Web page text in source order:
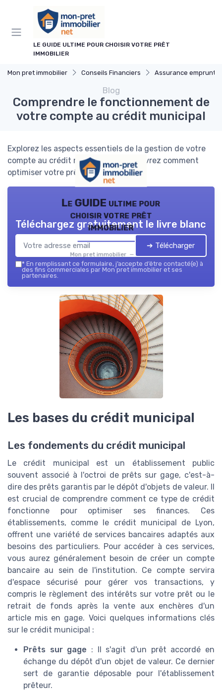
LE GUIDE ULTIME POUR CHOISIR VOTRE PRÊT
IMMOBILIER
Mon pret immobilier Conseils Financiers Assurance
Blog
Comprendre le fonctionnement de
votre compte au crédit municipal
Explorez les aspects essentiels de la gestion de votre
compte au crédit municipal et découvrez comment
optimiser votre prêt hypothécaire.
Le GUIDE ultime pour
choisir votre prêt
immobilier
Mon pret immobilier — 2026
Téléchargez gratuitement le livre blanc
➔ Télécharger
* En remplissant ce formulaire, j’accepte d’être contacté(e) à
des fins commerciales par Mon pret immobilier et ses
partenaires.
Les bases du crédit municipal
Les fondements du crédit municipal
Le crédit municipal est un établissement public
souvent associé à l'octroi de prêts sur gage, c'est-à-
dire des prêts garantis par le dépôt d'objets de valeur. Il
est crucial de comprendre comment ce type de crédit
fonctionne pour optimiser ses finances. Ces
établissements, comme le crédit municipal de Lyon,
offrent une variété de services bancaires adaptés aux
besoins des particuliers. Pour accéder à ces services,
vous aurez généralement besoin de créer un compte
bancaire au sein de l'institution. Ce compte servira
d'espace sécurisé pour gérer vos transactions, y
compris le règlement des intérêts sur votre prêt ou le
retrait de fonds après la vente aux enchères d'un
article mis en gage. Voici quelques informations clés
sur le crédit municipal :
Prêts sur gage : Il s'agit d'un prêt accordé en
échange du dépôt d'un objet de valeur. Ce dernier
sert de garantie déposable pour l'établissement
prêteur.